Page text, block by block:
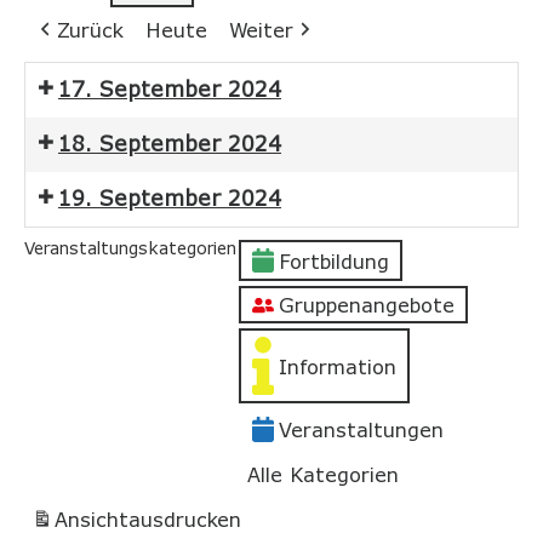
Zurück
Heute Weiter
17. September 2024
18. September 2024
19. September 2024
Veranstaltungskategorien
Fortbildung
Gruppenangebote
Information
Veranstaltungen
Alle Kategorien
Ansichtausdrucken